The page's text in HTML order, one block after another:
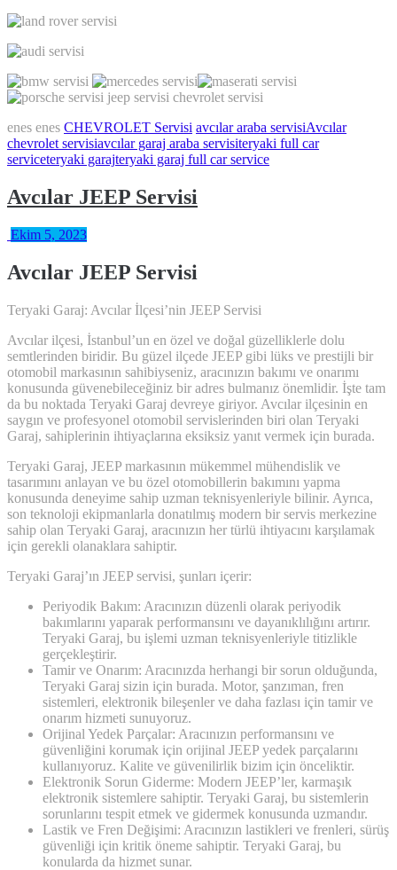
enes enes CHEVROLET Servisi avcılar araba servisiAvcılar
chevrolet servisiavcılar garaj araba servisiteryaki full car
serviceteryaki garajteryaki garaj full car service
Avcılar JEEP Servisi
Ekim 5, 2023
Avcılar JEEP Servisi
Teryaki Garaj: Avcılar İlçesi’nin JEEP Servisi
Avcılar ilçesi, İstanbul’un en özel ve doğal güzelliklerle dolu
semtlerinden biridir. Bu güzel ilçede JEEP gibi lüks ve prestijli bir
otomobil markasının sahibiyseniz, aracınızın bakımı ve onarımı
konusunda güvenebileceğiniz bir adres bulmanız önemlidir. İşte tam
da bu noktada Teryaki Garaj devreye giriyor. Avcılar ilçesinin en
saygın ve profesyonel otomobil servislerinden biri olan Teryaki
Garaj, sahiplerinin ihtiyaçlarına eksiksiz yanıt vermek için burada.
Teryaki Garaj, JEEP markasının mükemmel mühendislik ve
tasarımını anlayan ve bu özel otomobillerin bakımını yapma
konusunda deneyime sahip uzman teknisyenleriyle bilinir. Ayrıca,
son teknoloji ekipmanlarla donatılmış modern bir servis merkezine
sahip olan Teryaki Garaj, aracınızın her türlü ihtiyacını karşılamak
için gerekli olanaklara sahiptir.
Teryaki Garaj’ın JEEP servisi, şunları içerir:
Periyodik Bakım: Aracınızın düzenli olarak periyodik
bakımlarını yaparak performansını ve dayanıklılığını artırır.
Teryaki Garaj, bu işlemi uzman teknisyenleriyle titizlikle
gerçekleştirir.
Tamir ve Onarım: Aracınızda herhangi bir sorun olduğunda,
Teryaki Garaj sizin için burada. Motor, şanzıman, fren
sistemleri, elektronik bileşenler ve daha fazlası için tamir ve
onarım hizmeti sunuyoruz.
Orijinal Yedek Parçalar: Aracınızın performansını ve
güvenliğini korumak için orijinal JEEP yedek parçalarını
kullanıyoruz. Kalite ve güvenilirlik bizim için önceliktir.
Elektronik Sorun Giderme: Modern JEEP’ler, karmaşık
elektronik sistemlere sahiptir. Teryaki Garaj, bu sistemlerin
sorunlarını tespit etmek ve gidermek konusunda uzmandır.
Lastik ve Fren Değişimi: Aracınızın lastikleri ve frenleri, sürüş
güvenliği için kritik öneme sahiptir. Teryaki Garaj, bu
konularda da hizmet sunar.